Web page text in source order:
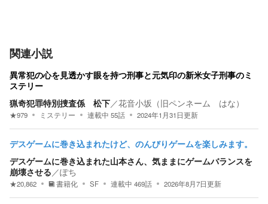
関連小説
異常犯の心を見透かす眼を持つ刑事と元気印の新米女子刑事のミ
ステリー
猟奇犯罪特別捜査係 松下／花音小坂（旧ペンネーム はな）
★979 ミステリー 連載中 55話 2024年1月31日更新
デスゲームに巻き込まれたけど、のんびりゲームを楽しみます。
デスゲームに巻き込まれた山本さん、気ままにゲームバランスを
崩壊させる ／ぽち
★20,862 書籍化 SF 連載中 469話 2026年8月7日更新